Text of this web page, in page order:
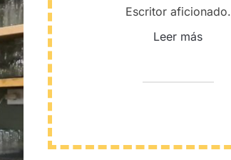
Escritor aficionado.
Leer más